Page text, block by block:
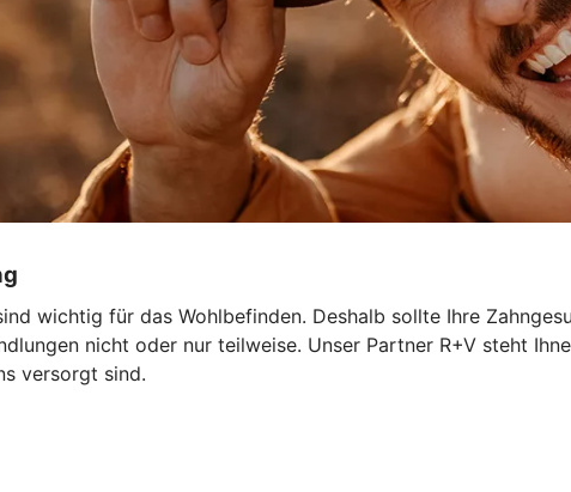
wichtig für das Wohlbefinden. Deshalb sollte Ihre
nicht oder nur teilweise. Unser Partner R+V steht
versorgt sind.